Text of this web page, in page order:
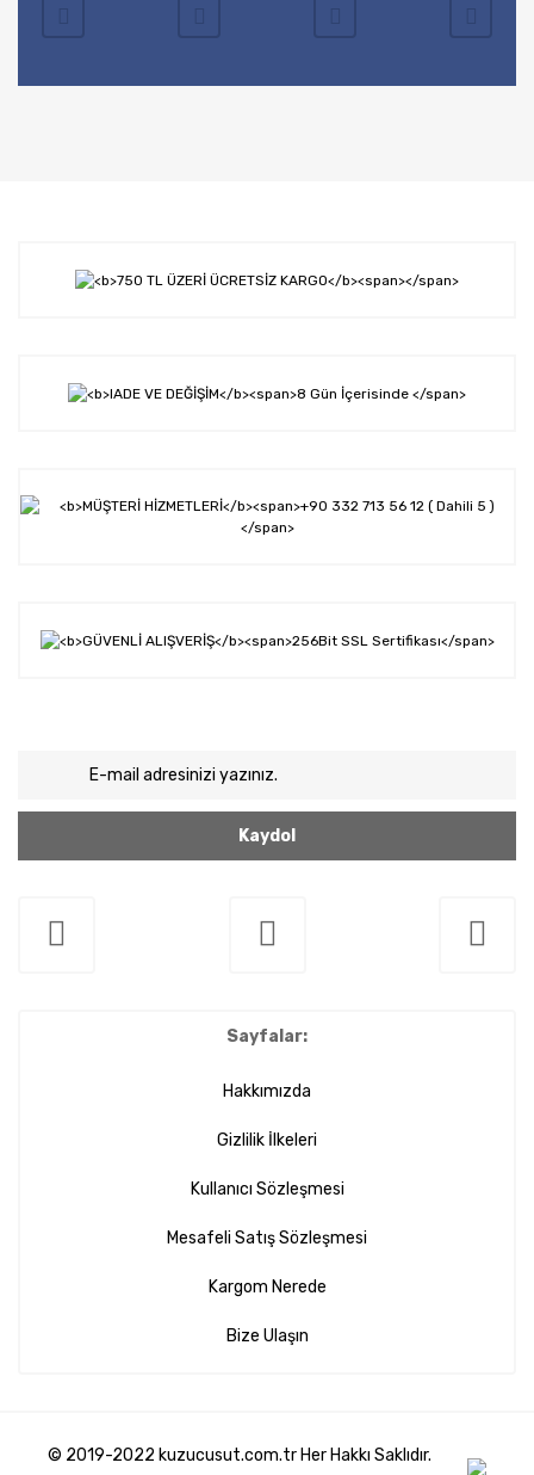
Kaydol
Sayfalar:
Hakkımızda
Gizlilik İlkeleri
Kullanıcı Sözleşmesi
Mesafeli Satış Sözleşmesi
Kargom Nerede
Bize Ulaşın
© 2019-2022 kuzucusut.com.tr Her Hakkı Saklıdır.